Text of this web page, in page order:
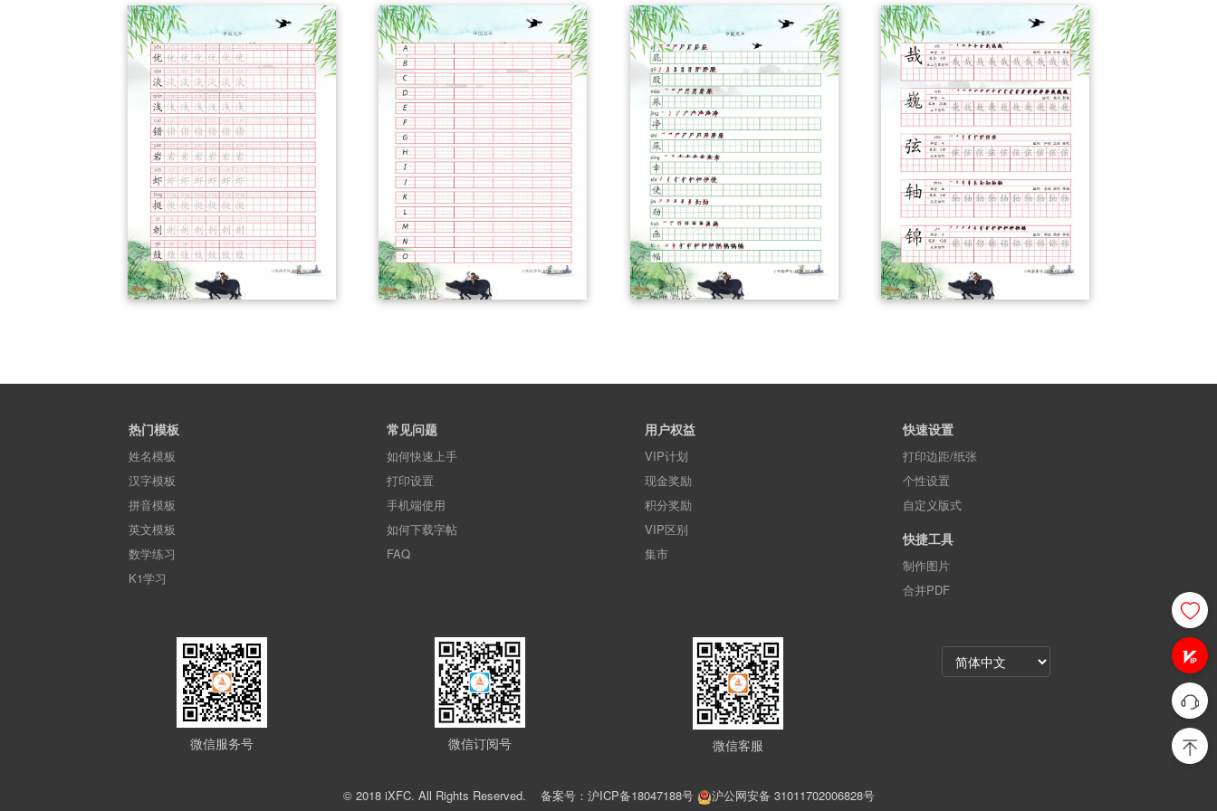
热门模板
姓名模板
汉字模板
拼音模板
英文模板
数学练习
K1学习
常见问题
如何快速上手
打印设置
手机端使用
如何下载字帖
FAQ
用户权益
VIP计划
现金奖励
积分奖励
VIP区别
集市
快速设置
打印边距/纸张
个性设置
自定义版式
快捷工具
制作图片
合并PDF
微信服务号 微信订阅号 微信客服
© 2018 iXFC. All Rights Reserved. 备案号：沪ICP备18047188号 沪公网安备 31011702006828号